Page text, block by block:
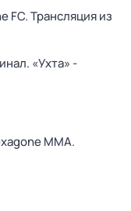
Трансляция из
«Ухта» -
MMA.